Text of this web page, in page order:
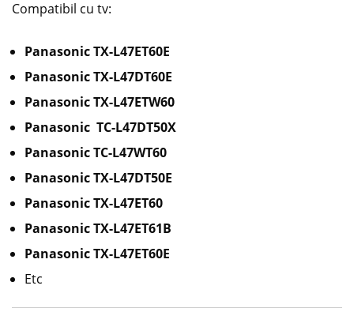
Compatibil cu tv:
Panasonic TX-L47ET60E
Panasonic TX-L47DT60E
Panasonic TX-L47ETW60
Panasonic TC-L47DT50X
Panasonic TC-L47WT60
Panasonic TX-L47DT50E
Panasonic TX-L47ET60
Panasonic TX-L47ET61B
Panasonic TX-L47ET60E
Etc